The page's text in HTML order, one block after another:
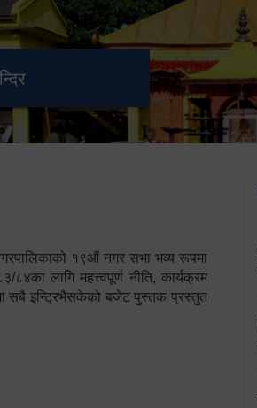
नगर
दृश्य
१९औं नगर सभा भव्य रूपमा
लागि महत्त्वपूर्ण नीति, कार्यक्रम
सबै इन्ट्रिभैसकेको बजेट पुस्तक प्रस्तुत